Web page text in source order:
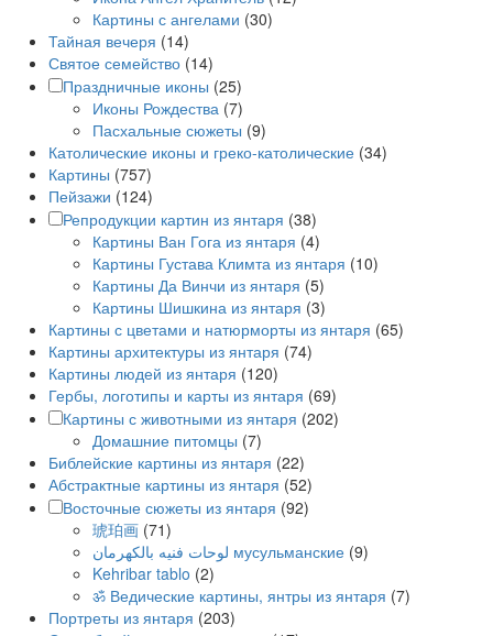
Картины с ангелами (30)
Тайная вечеря (14)
Святое семейство (14)
Праздничные иконы (25)
Иконы Рождества (7)
Пасхальные сюжеты (9)
Католические иконы и греко-католические (34)
Картины (757)
Пейзажи (124)
Репродукции картин из янтаря (38)
Картины Ван Гога из янтаря (4)
Картины Густава Климта из янтаря (10)
Картины Да Винчи из янтаря (5)
Картины Шишкина из янтаря (3)
Картины с цветами и натюрморты из янтаря (65)
Картины архитектуры из янтаря (74)
Картины людей из янтаря (120)
Гербы, логотипы и карты из янтаря (69)
Картины с животными из янтаря (202)
Домашние питомцы (7)
Библейские картины из янтаря (22)
Абстрактные картины из янтаря (52)
Восточные сюжеты из янтаря (92)
琥珀画 (71)
لوحات فنيه بالكهرمان мусульманские (9)
Kehribar tablo (2)
ॐ Ведические картины, янтры из янтаря (7)
Портреты из янтаря (203)